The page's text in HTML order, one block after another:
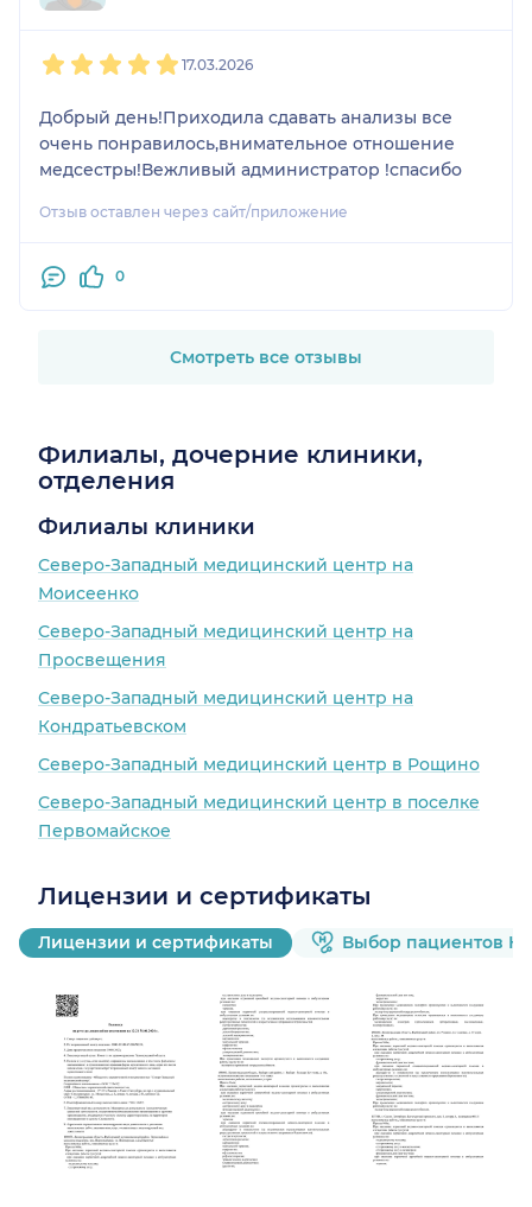
заключения не смогла
переписать правильно
чужие осмотры!
Есть врачи от Бога , а это не
17.03.2026
Добрый день!Приходила сдавать анализы все
очень понравилось,внимательное отношение
медсестры!Вежливый администратор !спасибо
Отзыв оставлен через сайт/приложение
0
Смотреть все отзывы
Филиалы, дочерние клиники,
отделения
Филиалы клиники
Северо-Западный медицинский центр на
Моисеенко
Северо-Западный медицинский центр на
Просвещения
Северо-Западный медицинский центр на
Кондратьевском
Северо-Западный медицинский центр в Рощино
Северо-Западный медицинский центр в поселке
Первомайское
Лицензии и сертификаты
Лицензии и сертификаты Выбор пациентов